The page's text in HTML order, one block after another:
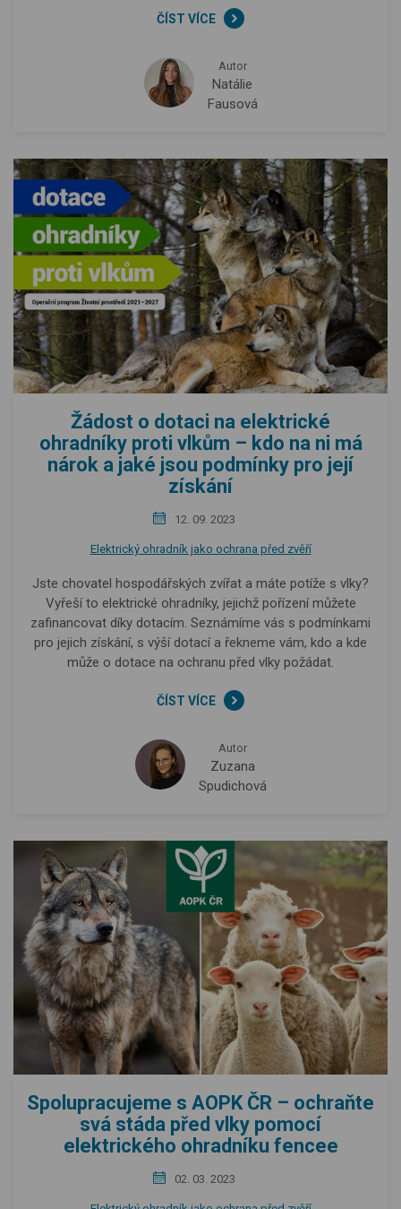
ČÍST VÍCE
Autor
Natálie
Fausová
Žádost o dotaci na elektrické
ohradníky proti vlkům – kdo na ni má
nárok a jaké jsou podmínky pro její
získání
12. 09. 2023
Elektrický ohradník jako ochrana před zvěří
Jste chovatel hospodářských zvířat a máte potíže s vlky?
Vyřeší to elektrické ohradníky, jejichž pořízení můžete
zafinancovat díky dotacím. Seznámíme vás s podmínkami
pro jejich získání, s výší dotací a řekneme vám, kdo a kde
může o dotace na ochranu před vlky požádat.
ČÍST VÍCE
Autor
Zuzana
Spudichová
Spolupracujeme s AOPK ČR – ochraňte
svá stáda před vlky pomocí
elektrického ohradníku fencee
02. 03. 2023